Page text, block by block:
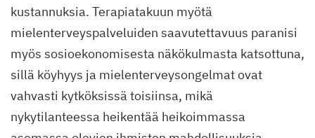
kustannuksia. Terapiatakuun myötä
mielenterveyspalveluiden saavutettavuus paranisi
myös sosioekonomisesta näkökulmasta katsottuna,
sillä köyhyys ja mielenterveysongelmat ovat
vahvasti kytköksissä toisiinsa, mikä
nykytilanteessa heikentää heikoimmassa